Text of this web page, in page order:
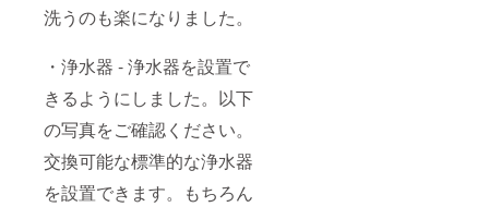
洗うのも楽になりました。
・浄水器 - 浄水器を設置で
きるようにしました。以下
の写真をご確認ください。
交換可能な標準的な浄水器
を設置できます。もちろん